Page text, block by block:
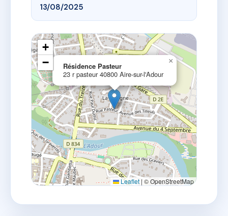
13/08/2025
Résidence Pasteur
23 r pasteur 40800 Aire-sur-l'Adour
×
+
−
Leaflet | © OpenStreetMap